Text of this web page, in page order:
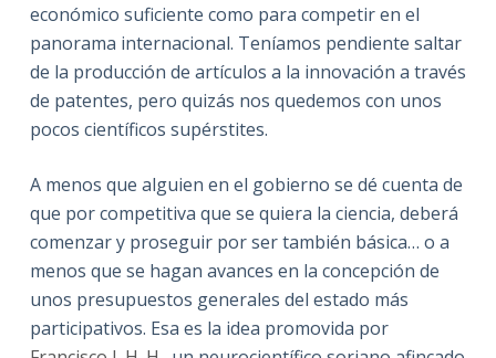
económico suficiente como para competir en el
panorama internacional. Teníamos pendiente saltar
de la producción de artículos a la innovación a través
de patentes, pero quizás nos quedemos con unos
pocos científicos supérstites.
A menos que alguien en el gobierno se dé cuenta de
que por competitiva que se quiera la ciencia, deberá
comenzar y proseguir por ser también básica… o a
menos que se hagan avances en la concepción de
unos presupuestos generales del estado más
participativos. Esa es la idea promovida por